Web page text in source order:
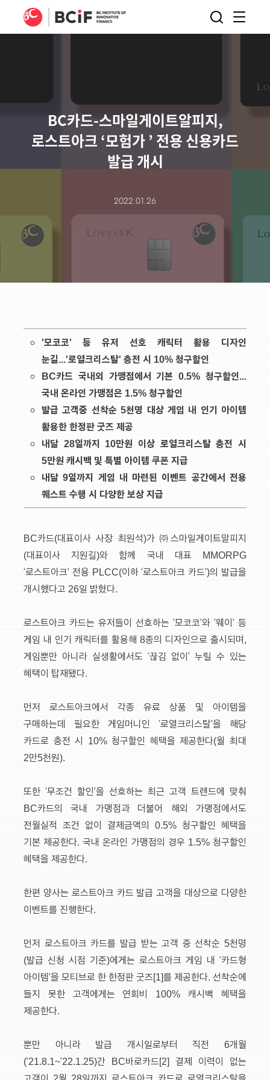
BCIF
메뉴
열기
검색
BC카드-스마일게이트알피지,
로스트아크 ‘모험가 ’ 전용 신용카드
발급 개시
2022.01.26
'모코코' 등 유저 선호 캐릭터 활용 디자인
눈길...'로열크리스탈' 충전 시 10% 청구할인
BC카드 국내외 가맹점에서 기본 0.5% 청구할인...
국내 온라인 가맹점은 1.5% 청구할인
발급 고객중 선착순 5천명 대상 게임 내 인기 아이템
활용한 한정판 굿즈 제공
내달 28일까지 10만원 이상 로열크리스탈 충전 시
5만원 캐시백 및 특별 아이템 쿠폰 지급
내달 9일까지 게임 내 마련된 이벤트 공간에서 전용
퀘스트 수행 시 다양한 보상 지급
BC카드(대표이사 사장 최원석)가 ㈜스마일게이트알피지
(대표이사 지원길)와 함께 국내 대표 MMORPG
‘로스트아크’ 전용 PLCC(이하 ‘로스트아크 카드’)의 발급을
개시했다고 26일 밝혔다.
로스트아크 카드는 유저들이 선호하는 ‘모코코’와 ‘웨이’ 등
게임 내 인기 캐릭터를 활용해 8종의 디자인으로 출시되며,
게임뿐만 아니라 실생활에서도 ‘끊김 없이’ 누릴 수 있는
혜택이 탑재됐다.
먼저 로스트아크에서 각종 유료 상품 및 아이템을
구매하는데 필요한 게임머니인 ‘로열크리스탈’을 해당
카드로 충전 시 10% 청구할인 혜택을 제공한다(월 최대
2만5천원).
또한 ‘무조건 할인’을 선호하는 최근 고객 트렌드에 맞춰
BC카드의 국내 가맹점과 더불어 해외 가맹점에서도
전월실적 조건 없이 결제금액의 0.5% 청구할인 혜택을
기본 제공한다. 국내 온라인 가맹점의 경우 1.5% 청구할인
혜택을 제공한다.
한편 양사는 로스트아크 카드 발급 고객을 대상으로 다양한
이벤트를 진행한다.
먼저 로스트아크 카드를 발급 받는 고객 중 선착순 5천명
(발급 신청 시점 기준)에게는 로스트아크 게임 내 ‘카드형
아이템’을 모티브로 한 한정판 굿즈[1]를 제공한다. 선착순에
들지 못한 고객에게는 연회비 100% 캐시백 혜택을
제공한다.
뿐만 아니라 발급 개시일로부터 직전 6개월
(’21.8.1~’22.1.25)간 BC바로카드[2] 결제 이력이 없는